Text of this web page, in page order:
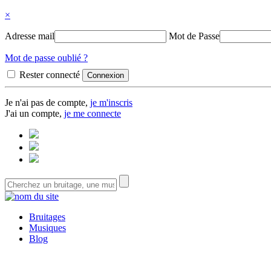
×
Adresse mail Mot de Passe
Mot de passe oublié ?
Rester connecté
Je n'ai pas de compte, je m'inscris
J'ai un compte, je me connecte
Bruitages
Musiques
Blog